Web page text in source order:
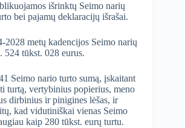
išrinktų Seimo narių
bei pajamų deklaracijų išrašai.
2028 metų kadencijos Seimo narių
524 tūkst. 028 eurus.
Seimo nario turto sumą, įskaitant
turtą, vertybinius popierius, meno
dirbinius ir pinigines lėšas, ir
kad vidutiniškai vienas Seimo
kaip 280 tūkst. eurų turtu.